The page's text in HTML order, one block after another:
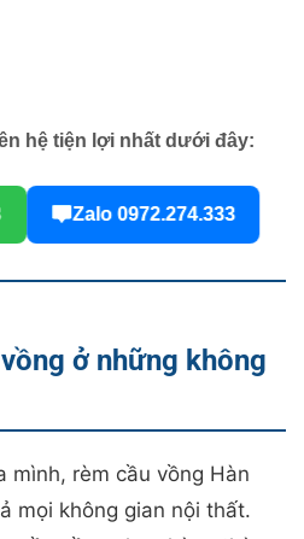
hệ tiện lợi nhất dưới đây:
Zalo 0972.274.333
ở những không
mình, rèm cầu vồng Hàn
mọi không gian nội thất.